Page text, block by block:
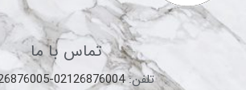
تماس با ما
تلفن:02126876004-02126876005